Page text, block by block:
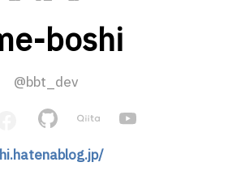
boshi
@bbt_dev